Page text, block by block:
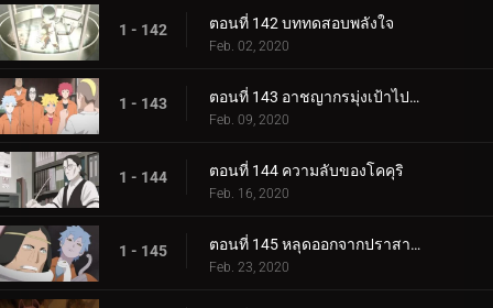
1 - 142 ตอนที่ 142 บททดสอบพลังใจ
Feb. 02, 2020
1 - 143 ตอนที่ 143 อาชญากรมุ่งเป้าไปที่โคคุริ
Feb. 09, 2020
1 - 144 ตอนที่ 144 ความลับของโคคุริ
Feb. 16, 2020
1 - 145 ตอนที่ 145 หลุดออกจากปราสาทโฮซึกิ
Feb. 23, 2020